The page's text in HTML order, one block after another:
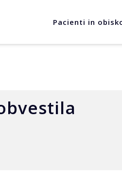
Pacienti in